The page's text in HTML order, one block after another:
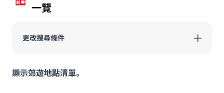
一覽
更改搜尋條件
顯示郊遊地點清單。